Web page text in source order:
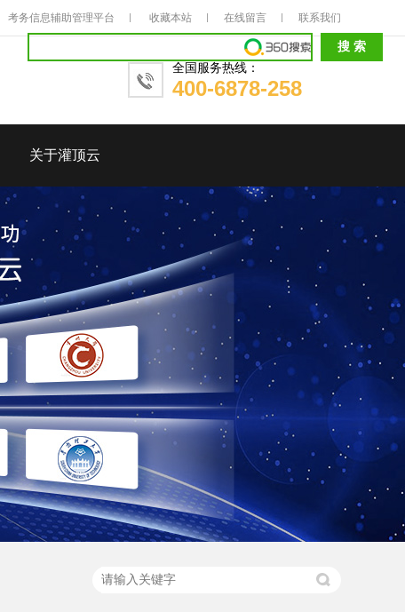
考务信息辅助管理平台 收藏本站 在线留言 联系我们
全国服务热线：
400-6878-258
关于灌顶云